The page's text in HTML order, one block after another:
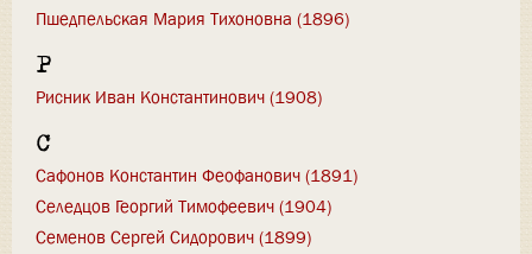
Пшедпельская Мария Тихоновна (1896)
Р
Рисник Иван Константинович (1908)
С
Сафонов Константин Феофанович (1891)
Селедцов Георгий Тимофеевич (1904)
Семенов Сергей Сидорович (1899)